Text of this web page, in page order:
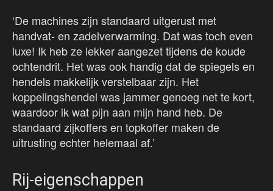
‘De machines zijn standaard uitgerust met
handvat- en zadelverwarming. Dat was toch even
luxe! Ik heb ze lekker aangezet tijdens de koude
ochtendrit. Het was ook handig dat de spiegels en
hendels makkelijk verstelbaar zijn. Het
koppelingshendel was jammer genoeg net te kort,
waardoor ik wat pijn aan mijn hand heb. De
standaard zijkoffers en topkoffer maken de
uitrusting echter helemaal af.’
Rij-eigenschappen